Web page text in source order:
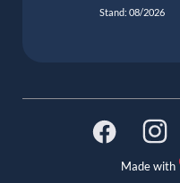
Stand: 08/2026
Made with